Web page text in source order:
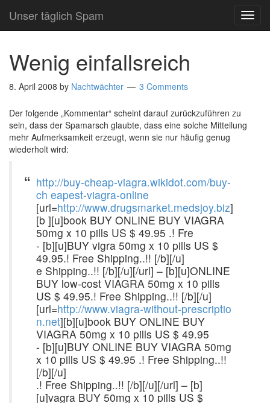
Unser täglich Spam
Wenig einfallsreich
8. April 2008 by Nachtwächter 3 Comments
Der folgende „Kommentar“ scheint darauf zurückzuführen zu
sein, dass der Spamarsch glaubte, dass eine solche Mitteilung
mehr Aufmerksamkeit erzeugt, wenn sie nur häufig genug
wiederholt wird:
http://buy-cheap-viagra.wikidot.com/buy-
ch eapest-viagra-online
[url=http://www.drugsmarket.medsjoy.biz]
[b ][u]book BUY ONLINE BUY VIAGRA
50mg x 10 pills US $ 49.95 .! Fre
- [b][u]BUY vigra 50mg x 10 pills US $
49.95.! Free Shipping..!! [/b][/u]
e Shipping..!! [/b][/u][/url] – [b][u]ONLINE
BUY low-cost VIAGRA 50mg x 10 pills
US $ 49.95.! Free Shipping..!! [/b][/u]
[url=http://www.viagra-without-prescriptio
n.net][b][u]book BUY ONLINE BUY
VIAGRA 50mg x 10 pills US $ 49.95
- [b][u]BUY ONLINE BUY VIAGRA 50mg
x 10 pills US $ 49.95 .! Free Shipping..!!
[/b][/u]
.! Free Shipping..!! [/b][/u][/url] – [b]
[u]vagra BUY 50mg x 10 pills US $